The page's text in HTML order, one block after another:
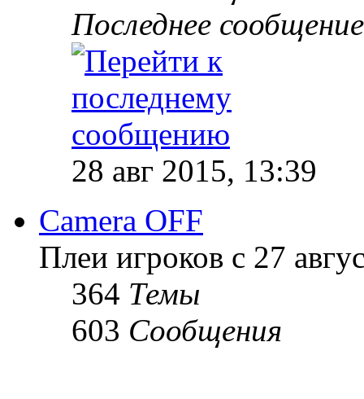
Последнее сообщение
28 авг 2015, 13:39
Camera OFF
Плеи игроков с 27
364 Темы
603 Сообщения